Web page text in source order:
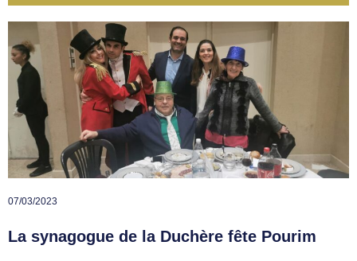
07/03/2023
La synagogue de la Duchère fête Pourim